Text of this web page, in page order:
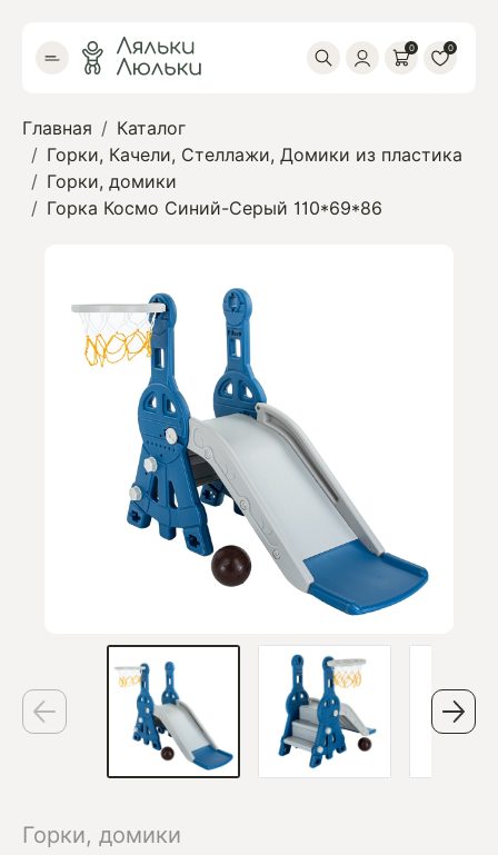
0 0
Главная
Каталог
Горки, Качели, Стеллажи, Домики из пластика
Горки, домики
Горка Космо Синий-Серый 110*69*86
Горки, домики